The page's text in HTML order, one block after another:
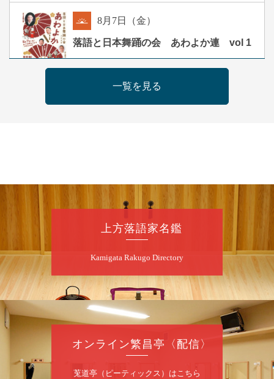
8月 7日（金）
落語と日本舞踊の会 あわよか連 vol 1
開演：午前10時（9時30分開場）
前売2,500円 当日3,000円
桂二豆／露の瑞／桂きん太郎／いわみせいじ
（似顔絵）／笑福亭笑利／桂文太～仲入～露
★菟道亭 配信あり
8月7日（金）
噺家が落語と芝居をしてみる会
桂米之助／桂団治郎／桂弥太郎／桂米舞／是
開演：午後6時30分（6時開場）全席指定
一覧を見る
上方落語家名鑑
Kamigata Rakugo Directory
オンライン繁昌亭〈配信〉
莵道亭（ピーティックス）はこちら